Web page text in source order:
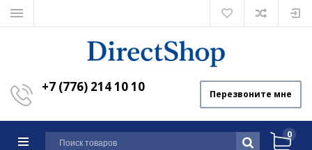
+7 (776) 214 10 10 Перезвоните мне
0